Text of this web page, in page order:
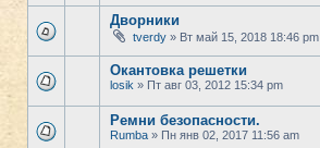
Дворники
tverdy » Вт май 15, 2018 18:46 pm
Окантовка решетки
losik » Пт авг 03, 2012 15:34 pm
Ремни безопасности.
Rumba » Пн янв 02, 2017 11:56 am